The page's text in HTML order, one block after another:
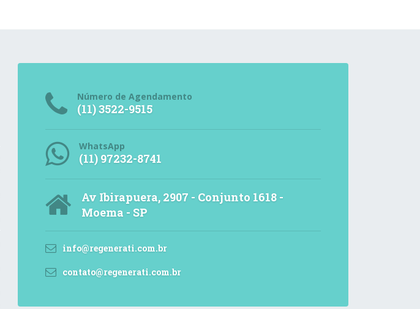
Número de Agendamento
(11) 3522-9515
WhatsApp
(11) 97232-8741
Av Ibirapuera, 2907 - Conjunto 1618 -
Moema - SP
info@regenerati.com.br
contato@regenerati.com.br